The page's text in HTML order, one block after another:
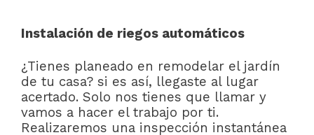
Instalación de riegos automáticos
¿Tienes planeado en remodelar el jardín
de tu casa? si es así, llegaste al lugar
acertado. Solo nos tienes que llamar y
vamos a hacer el trabajo por ti.
Realizaremos una inspección instantánea